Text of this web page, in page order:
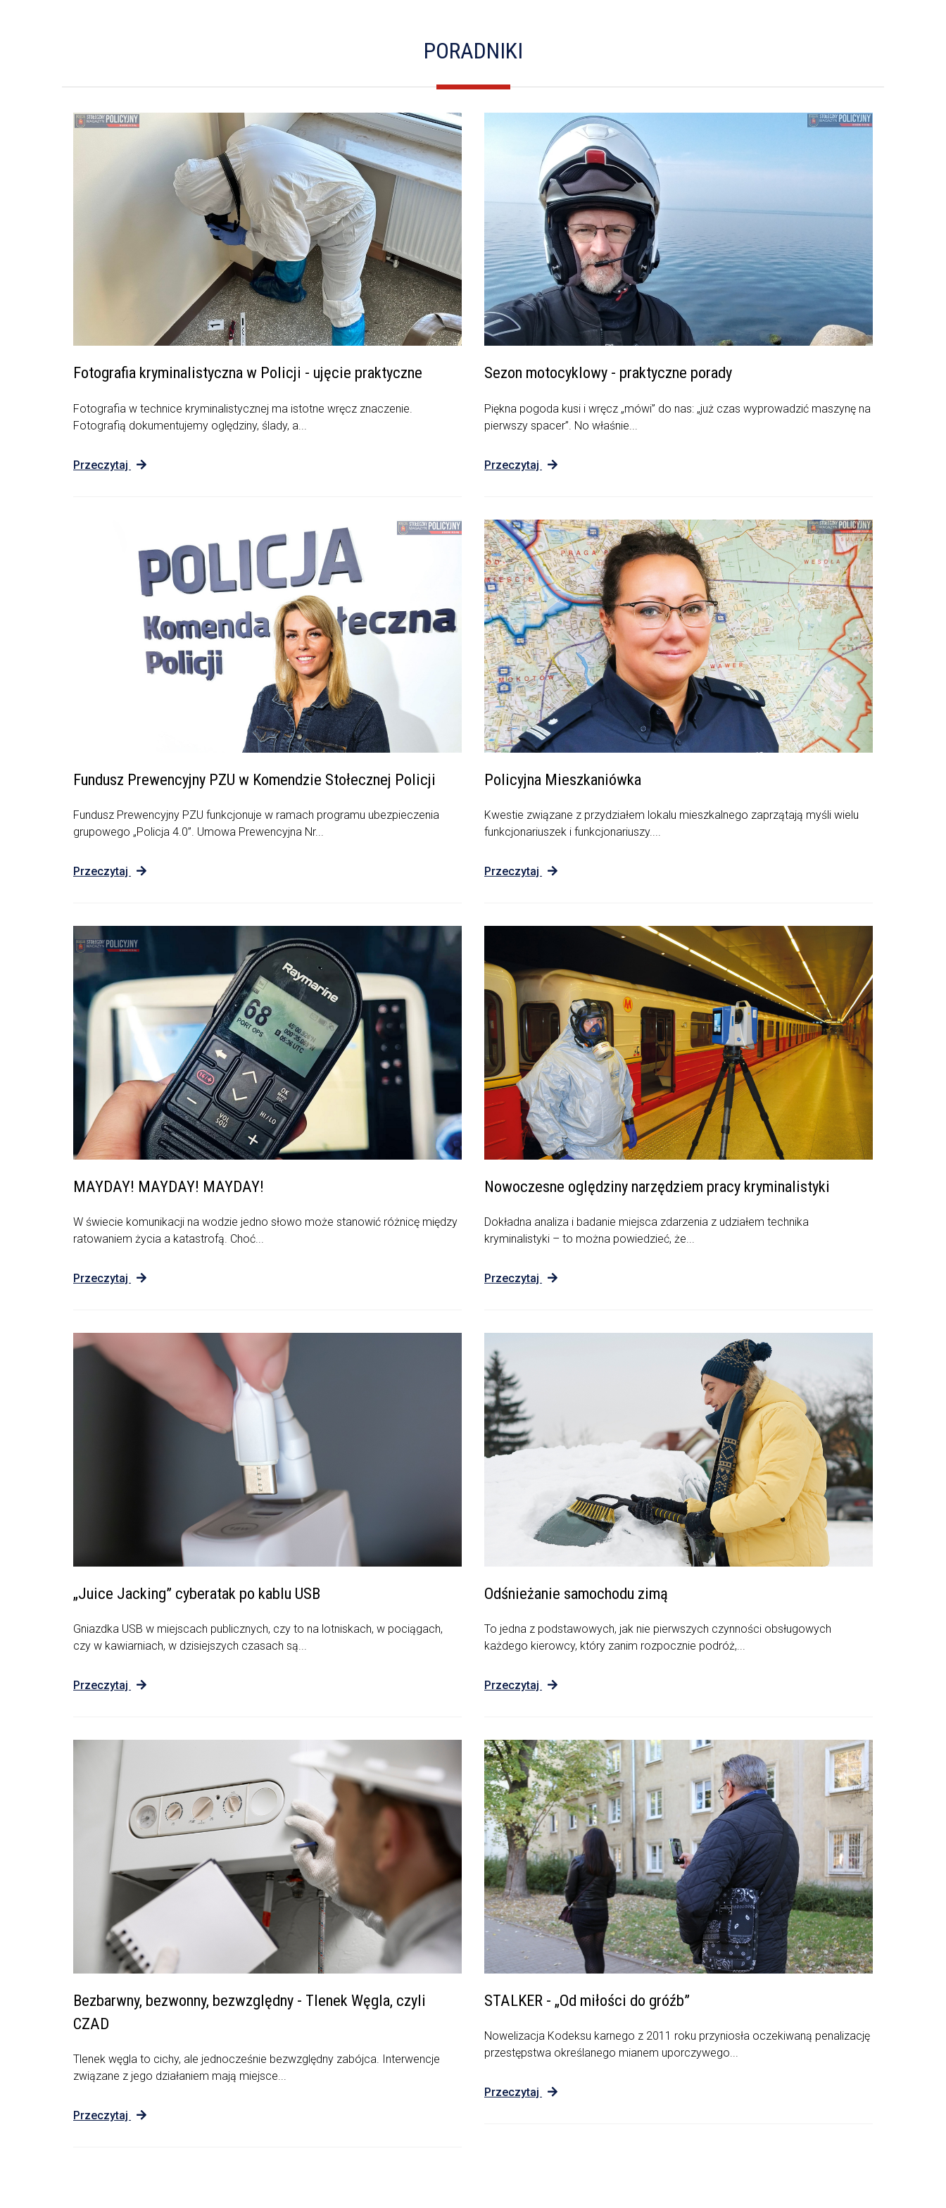
PORADNIKI
Fotografia kryminalistyczna w Policji - ujęcie praktyczne
Fotografia w technice kryminalistycznej ma istotne wręcz znaczenie.
Fotografią dokumentujemy oględziny, ślady, a...
Przeczytaj
Sezon motocyklowy - praktyczne porady
Piękna pogoda kusi i wręcz „mówi” do nas: „już czas wyprowadzić maszynę na
pierwszy spacer”. No właśnie...
Przeczytaj
Fundusz Prewencyjny PZU w Komendzie Stołecznej Policji
Fundusz Prewencyjny PZU funkcjonuje w ramach programu ubezpieczenia
grupowego „Policja 4.0”. Umowa Prewencyjna Nr...
Przeczytaj
Policyjna Mieszkaniówka
Kwestie związane z przydziałem lokalu mieszkalnego zaprzątają myśli wielu
funkcjonariuszek i funkcjonariuszy....
Przeczytaj
MAYDAY! MAYDAY! MAYDAY!
W świecie komunikacji na wodzie jedno słowo może stanowić różnicę między
ratowaniem życia a katastrofą. Choć...
Przeczytaj
Nowoczesne oględziny narzędziem pracy kryminalistyki
Dokładna analiza i badanie miejsca zdarzenia z udziałem technika
kryminalistyki – to można powiedzieć, że...
Przeczytaj
„Juice Jacking” cyberatak po kablu USB
Gniazdka USB w miejscach publicznych, czy to na lotniskach, w pociągach,
czy w kawiarniach, w dzisiejszych czasach są...
Przeczytaj
Odśnieżanie samochodu zimą
To jedna z podstawowych, jak nie pierwszych czynności obsługowych
każdego kierowcy, który zanim rozpocznie podróż,...
Przeczytaj
Bezbarwny, bezwonny, bezwzględny - Tlenek Węgla, czyli
CZAD
Tlenek węgla to cichy, ale jednocześnie bezwzględny zabójca. Interwencje
związane z jego działaniem mają miejsce...
Przeczytaj
STALKER - „Od miłości do gróźb”
Nowelizacja Kodeksu karnego z 2011 roku przyniosła oczekiwaną penalizację
przestępstwa określanego mianem uporczywego...
Przeczytaj